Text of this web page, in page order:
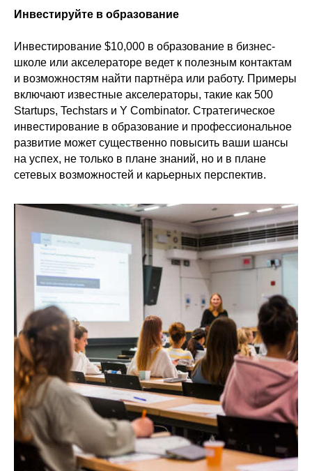
Инвестируйте в образование
Инвестирование $10,000 в образование в бизнес-
школе или акселераторе ведет к полезным контактам
и возможностям найти партнёра или работу. Примеры
включают известные акселераторы, такие как 500
Startups, Techstars и Y Combinator. Стратегическое
инвестирование в образование и профессиональное
развитие может существенно повысить ваши шансы
на успех, не только в плане знаний, но и в плане
сетевых возможностей и карьерных перспектив.